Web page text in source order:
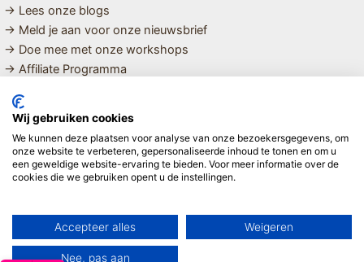
→ Lees onze blogs
→ Meld je aan voor onze nieuwsbrief
→ Doe mee met onze workshops
→ Affiliate Programma
MET LIEFDE SAMENGESTELDE
BIOLOGISCHE EN DUURZAME PRODUCTEN VOOR HET HELE
GEZIN
Wij gebruiken cookies
We kunnen deze plaatsen voor analyse van onze bezoekersgegevens, om
onze website te verbeteren, gepersonaliseerde inhoud te tonen en om u
een geweldige website-ervaring te bieden. Voor meer informatie over de
cookies die we gebruiken opent u de instellingen.
Accepteer alles Weigeren
Nee, pas aan